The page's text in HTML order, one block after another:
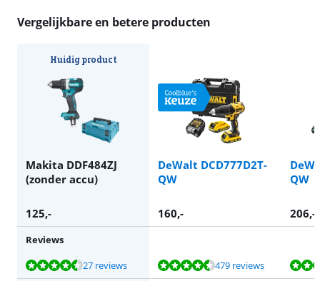
Vergelijkbare en betere producten
Huidig product
Makita DDF484ZJ
(zonder accu)
DeWalt DCD777D2T-
QW
QW
125,- 160,- 206,-
Reviews
Beoordeling is 9,1 van de 10, gebaseerd op 27 reviews.
27 reviews
Beoordeling is 9,3 van de 10, gebaseerd op 479 reviews.479 reviews
Beoordeling is 9,3 van de 10, gebaseerd op 479 reviews.